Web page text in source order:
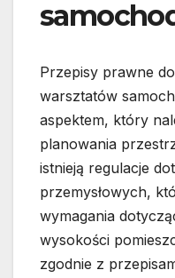
Przepisy prawne
warsztatów
aspektem, który
planowania
istnieją regulacje
przemysłowych,
wymagania
wysokości
zgodnie z